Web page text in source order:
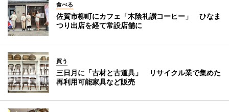
食べる
佐賀市柳町にカフェ「木陰礼讃コーヒー」 ひなま
つり出店を経て常設店舗に
買う
三日月に「古材と古道具」 リサイクル業で集めた
再利用可能家具など販売